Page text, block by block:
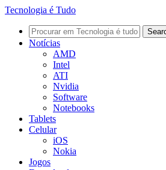
Tecnologia é Tudo
Notícias
AMD
Intel
ATI
Nvidia
Software
Notebooks
Tablets
Celular
iOS
Nokia
Jogos